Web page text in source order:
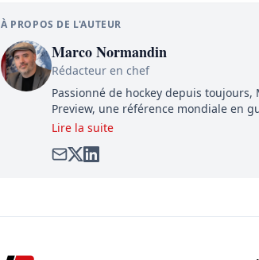
À PROPOS DE L'AUTEUR
Marco Normandin
Rédacteur en chef
Passionné de hockey depuis
Preview, une référence mondiale en
satirique de hockey, Définitivement,
compétition.
Lire la suite